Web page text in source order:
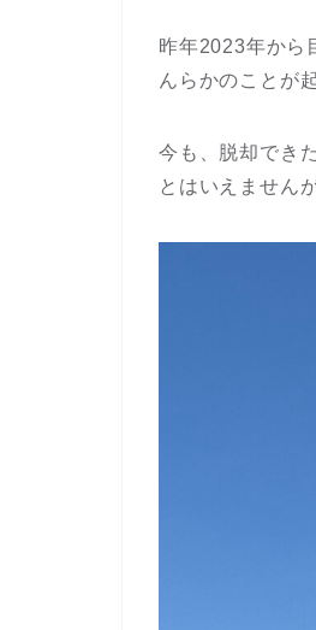
昨年2023年から
んらかのことが
今も、脱却でき
とはいえません